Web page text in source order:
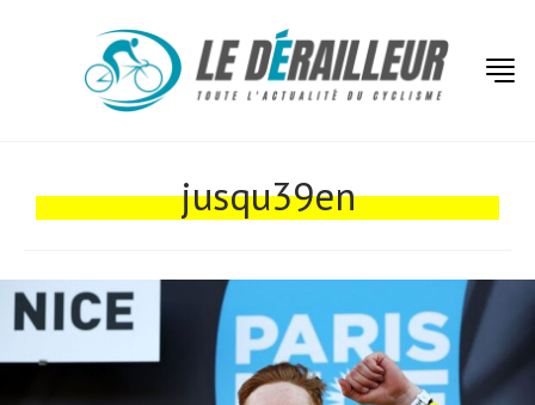
jusqu39en
Tests de produits
Tendances
Tous nos articles